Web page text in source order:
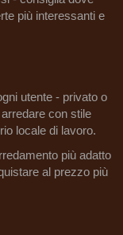
più interessanti e
utente - privato o
con stile
locale di lavoro.
più adatto
al prezzo più